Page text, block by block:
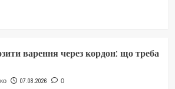
варення через кордон: що треба
07.08.2026 0